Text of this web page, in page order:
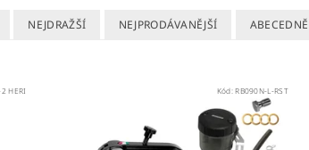
NEJDRAŽŠÍ NEJPRODÁVANĚJŠÍ ABECEDNĚ
HERI Kód:RB090N-L-RST